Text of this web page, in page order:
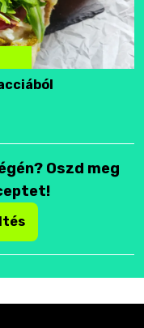
Oszd meg